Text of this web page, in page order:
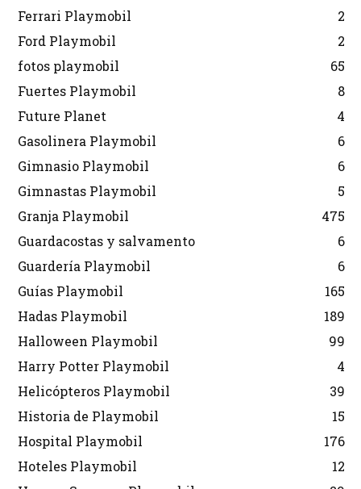
Ferrari Playmobil
2
Ford Playmobil
2
fotos playmobil
65
Fuertes Playmobil
8
Future Planet
4
Gasolinera Playmobil
6
Gimnasio Playmobil
6
Gimnastas Playmobil
5
Granja Playmobil
475
Guardacostas y salvamento
6
Guardería Playmobil
6
Guías Playmobil
165
Hadas Playmobil
189
Halloween Playmobil
99
Harry Potter Playmobil
4
Helicópteros Playmobil
39
Historia de Playmobil
15
Hospital Playmobil
176
Hoteles Playmobil
12